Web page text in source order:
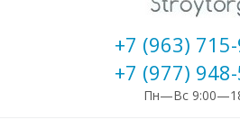
+7 (963)
+7 (977)
Пн—Вс